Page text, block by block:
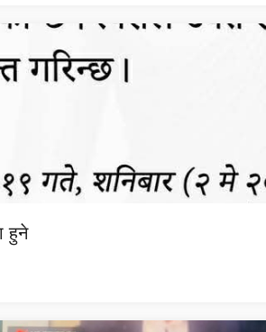
हुने